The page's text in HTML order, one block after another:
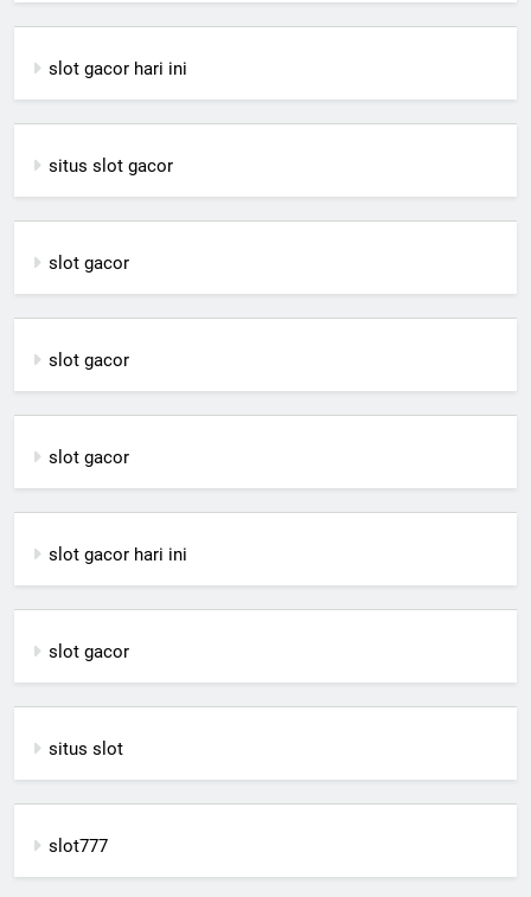
slot gacor hari ini
situs slot gacor
slot gacor
slot gacor
slot gacor
slot gacor hari ini
slot gacor
situs slot
slot777